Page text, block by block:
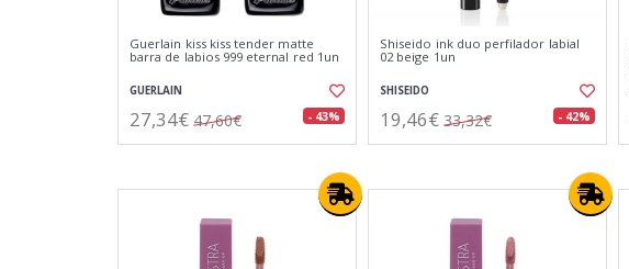
Guerlain kiss kiss tender matte
barra de labios 999 eternal red 1un
GUERLAIN
27,34€ 47,60€ - 43%
Shiseido ink duo perfilador labial
02 beige 1un
SHISEIDO
19,46€ 33,32€ - 42%